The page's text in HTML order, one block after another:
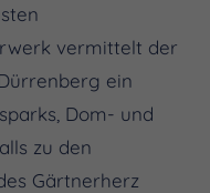
vermittelt der
ein
Dom- und
zu den
Gärtnerherz